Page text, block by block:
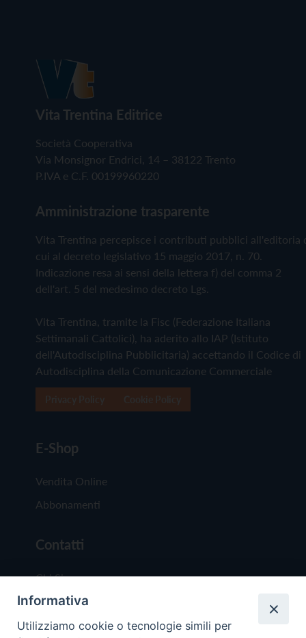
Vita Trentina Editrice
Società Cooperativa
Via Monsignor Endrici, 14 – 38122 Trento
P.IVA e C.F. 00199960220
Amministrazione trasparente
Vita Trentina percepisce i contributi pubblici all'editoria
cui al decreto legislativo 15 maggio 2017, n. 70.
Indicazione resa ai sensi della lettera f) del comma 2
dell'art. 5 del medesimo decreto Lgs.
Vita Trentina, tramite la Fisc (Federazione Italiana
Settimanali Cattolici), ha aderito allo IAP (Istituto
dell'Autodisciplina Pubblicitaria) accettando il Codice di
Autodisciplina della Comunicazione Commerciale
E-Shop
Vendita Online
Abbonamenti
Contatti
Chi Siamo
Redazione
Scrivici
Informativa
Utilizziamo cookie o tecnologie simili per